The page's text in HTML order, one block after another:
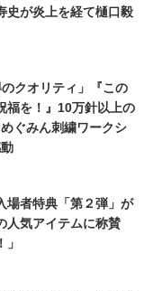
史が炎上を経て樋口毅
クオリティ」『この
福を！』10万針以上の
ぐみん刺繍ワークシ
場者特典「第２弾」が
人気アイテムに称賛